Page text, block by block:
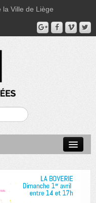
la Ville de Liège